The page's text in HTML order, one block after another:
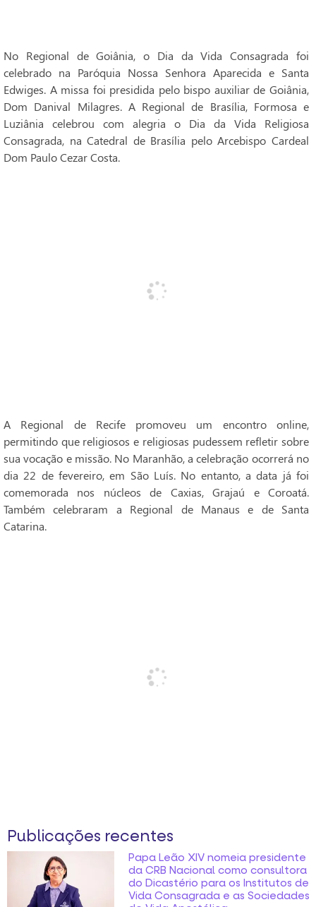
No Regional de Goiânia, o Dia da Vida Consagrada foi
celebrado na Paróquia Nossa Senhora Aparecida e Santa
Edwiges. A missa foi presidida pelo bispo auxiliar de Goiânia,
Dom Danival Milagres. A Regional de Brasília, Formosa e
Luziânia celebrou com alegria o Dia da Vida Religiosa
Consagrada, na Catedral de Brasília pelo Arcebispo Cardeal
Dom Paulo Cezar Costa.
A Regional de Recife promoveu um encontro online,
permitindo que religiosos e religiosas pudessem refletir sobre
sua vocação e missão. No Maranhão, a celebração ocorrerá no
dia 22 de fevereiro, em São Luís. No entanto, a data já foi
comemorada nos núcleos de Caxias, Grajaú e Coroatá.
Também celebraram a Regional de Manaus e de Santa
Catarina.
Publicações recentes
Papa Leão XIV nomeia presidente
da CRB Nacional como consultora
do Dicastério para os Institutos de
Vida Consagrada e as Sociedades